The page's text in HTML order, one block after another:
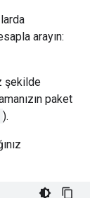
arayın:
şekilde
paket
).